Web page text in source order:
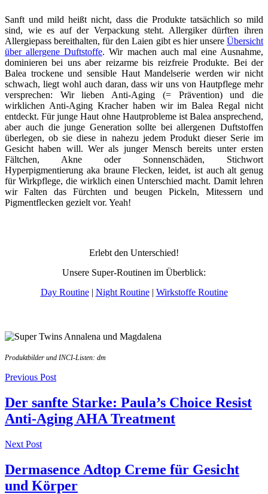
Sanft und mild heißt nicht, dass die Produkte tatsächlich so mild
sind, wie es auf der Verpackung steht. Allergiker dürften ihren
Allergiepass bereithalten, für den Laien gibt es hier unsere Übersicht
über allergene Duftstoffe. Wir machen auch mal eine Ausnahme,
dominieren bei uns aber reizarme bis reizfreie Produkte. Bei der
Balea trockene und sensible Haut Mandelserie werden wir nicht
schwach, liegt wohl auch daran, dass wir uns von Hautpflege mehr
versprechen: Wir lieben Anti-Aging (= Prävention) und die
wirklichen Anti-Aging Kracher haben wir im Balea Regal nicht
entdeckt. Für junge Haut ohne Hautprobleme ist Balea ansprechend,
aber auch die junge Generation sollte bei allergenen Duftstoffen
überlegen, ob sie diese in nahezu jedem Produkt dieser Serie im
Gesicht haben will. Wer als junger Mensch bereits unter ersten
Fältchen, Akne oder Sonnenschäden, Stichwort
Hyperpigmentierung aka braune Flecken, leidet, ist auch alt genug
für Wirkpflege, die wirklich einen Unterschied macht. Damit lehren
wir Falten das Fürchten und beugen Pickeln, Mitessern und
Pigmentflecken gezielt vor. Yeah!
Erlebt den Unterschied!
Unsere Super-Routinen im Überblick:
Day Routine| Night Routine| Wirkstoffe Routine
Produktbilder und INCI-Listen: dm
Post
navigation
Previous Post
Der sanfte Starke: Paula’s Choice Resist
Anti-Aging AHA Treatment
Next Post
Dermasence Adtop Creme für Gesicht
und Körper